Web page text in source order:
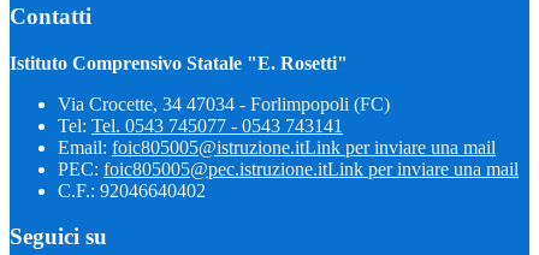
Contatti
Istituto Comprensivo Statale "E. Rosetti"
Via Crocette, 34 47034 - Forlimpopoli (FC)
Tel: Tel. 0543 745077 - 0543 743141
Email: foic805005@istruzione.itLink per inviare una mail
PEC: foic805005@pec.istruzione.itLink per inviare una mail
C.F.: 92046640402
Seguici su